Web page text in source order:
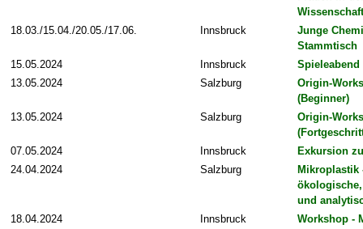
Wissenschaft
18.03./15.04./20.05./17.06.
Innsbruck
Junge
Stammtisch
15.05.2024
Innsbruck
Spieleabend
13.05.2024
Salzburg
Origin-
(Beginner)
13.05.2024
Salzburg
Origin-
07.05.2024
Innsbruck
Exkursion
24.04.2024
Salzburg
Mikroplastik
und
18.04.2024
Innsbruck
Workshop -